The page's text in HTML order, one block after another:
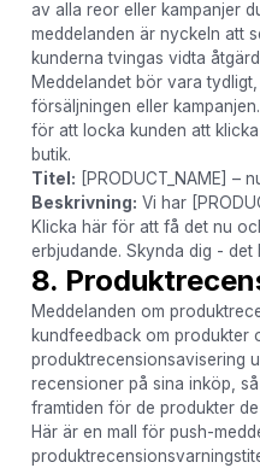
av alla reor eller kampanjer
meddelanden är nyckeln att
kunderna tvingas vidta
Meddelandet bör vara
försäljningen eller
för att locka kunden att
butik.
Titel: [PRODUCT_NAME] –
Beskrivning: Vi har
Klicka här för att få det nu
erbjudande. Skynda dig -
8.
Meddelanden om
kundfeedback om produkter
produktrecensionsavisering
recensioner på sina inköp,
framtiden för de produkter
Här är en mall för push-